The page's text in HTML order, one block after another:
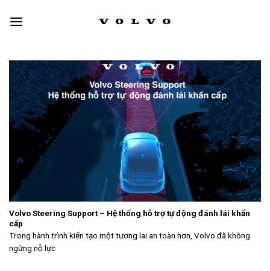
Volvo Steering Support – Hệ thống hỗ trợ tự động đánh lái khẩn
cấp
Trong hành trình kiến tạo một tương lai an toàn hơn, Volvo đã không
ngừng nỗ lực